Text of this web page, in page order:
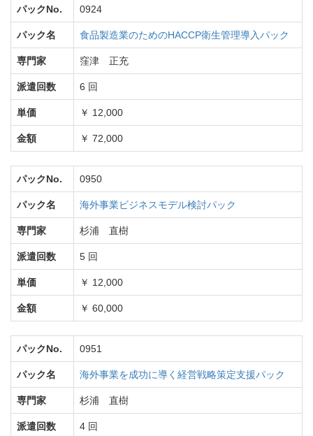
パックNo. 0924
パック名 食品製造業のためのHACCP衛生管理導入パック
専門家 窪津 正充
派遣回数 6 回
単価 ￥ 12,000
金額 ￥ 72,000
パックNo. 0950
パック名 海外事業ビジネスモデル検討パック
専門家 杉浦 直樹
派遣回数 5 回
単価 ￥ 12,000
金額 ￥ 60,000
パックNo. 0951
パック名 海外事業を成功に導く経営戦略策定支援パック
専門家 杉浦 直樹
派遣回数 4 回